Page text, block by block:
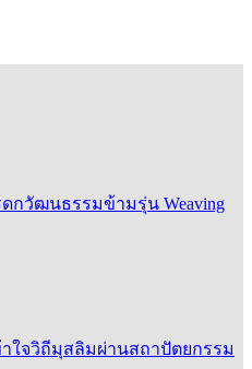
ดกวัฒนธรรมข้ามรุ่น Weaving
าใจวิถีมุสลิมผ่านสถาปัตยกรรม